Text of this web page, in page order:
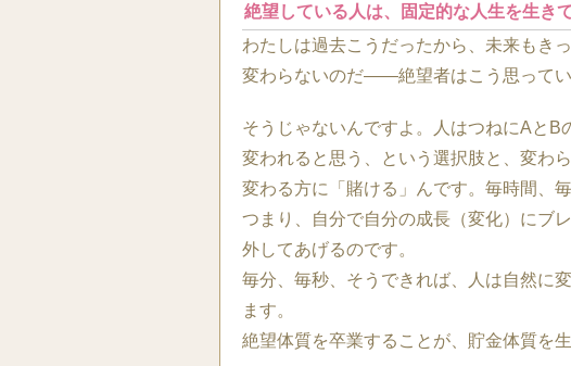
絶望している人は、固定的な人生を生き
わたしは過去こうだったから、未来もき
変わらないのだ――絶望者はこう思ってい
そうじゃないんですよ。人はつねにAと
変われると思う、という選択肢と、変わ
変わる方に「賭ける」んです。毎時間、
つまり、自分で自分の成長（変化）にブ
外してあげるのです。
毎分、毎秒、そうできれば、人は自然に
ます。
絶望体質を卒業することが、貯金体質を生